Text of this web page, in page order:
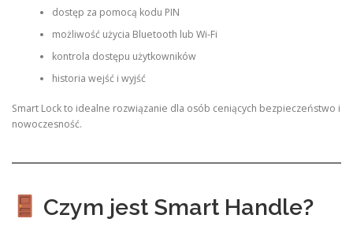
dostęp za pomocą kodu PIN
możliwość użycia Bluetooth lub Wi-Fi
kontrola dostępu użytkowników
historia wejść i wyjść
Smart Lock to idealne rozwiązanie dla osób ceniących bezpieczeństwo i
nowoczesność.
Czym jest Smart Handle?